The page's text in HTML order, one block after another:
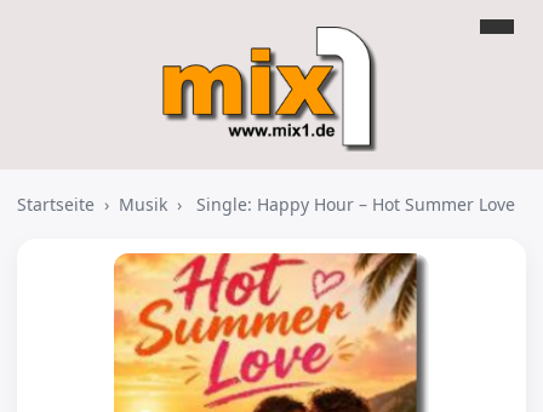
Startseite › Musik › Single: Happy Hour – Hot Summer Love